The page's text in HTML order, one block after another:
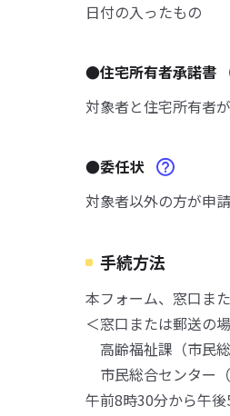
日付の入ったもの
●住宅所有者承諾書
対象者と住宅所有者
●委任状
対象者以外の方が申
手続方法
本フォーム、窓口ま
＜窓口または郵送の
高齢福祉課（市民
市民総合センター
午前8時30分から午